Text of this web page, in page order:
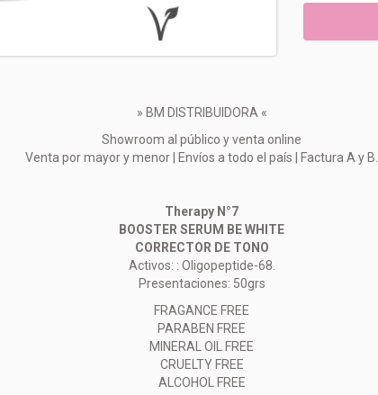
» BM DISTRIBUIDORA «
Showroom al público y venta online
Venta por mayor y menor | Envíos a todo el país | Factura A y B.
Therapy N°7
BOOSTER SERUM BE WHITE
CORRECTOR DE TONO
Activos: : Oligopeptide-68.
Presentaciones: 50grs
FRAGANCE FREE
PARABEN FREE
MINERAL OIL FREE
CRUELTY FREE
ALCOHOL FREE